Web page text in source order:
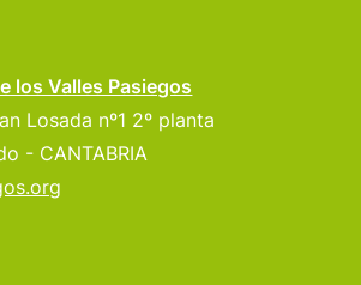
los Valles Pasiegos
Losada nº1 2º planta
- CANTABRIA